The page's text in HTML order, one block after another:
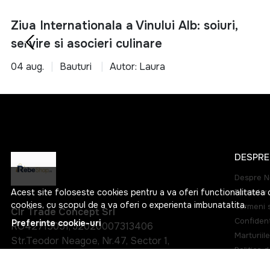
Alege inteligent si
Acest site foloseste cookies pentru a va oferi functionalitatea
cookies, cu scopul de a va oferi o experienta imbunatatita.
Preferinte cookie-uri
Ziua Internationala a Vinului Alb: soiuri,
servire si asocieri culinare
04 aug. Bauturi Autor: Laura
Clr Trade Concept Srl
RO42715051, J2020007313406
Str.Teodor Neagoe, Nr.47, Sector 1,
Despre
Termeni
Politica